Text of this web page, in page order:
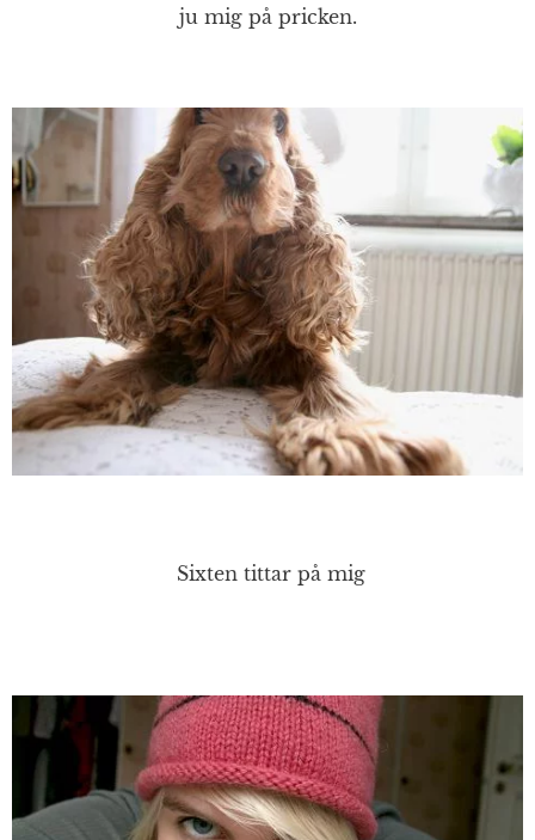
ju mig på pricken.
Sixten tittar på mig